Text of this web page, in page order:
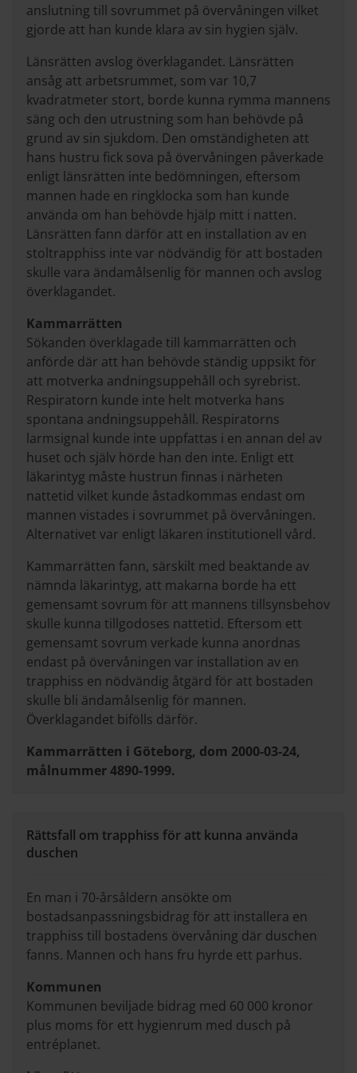
anslutning till sovrummet på övervåningen vilket
gjorde att han kunde klara av sin hygien själv.
Länsrätten avslog överklagandet. Länsrätten
ansåg att arbetsrummet, som var 10,7
kvadratmeter stort, borde kunna rymma mannens
säng och den utrustning som han behövde på
grund av sin sjukdom. Den omständigheten att
hans hustru fick sova på övervåningen påverkade
enligt länsrätten inte bedömningen, eftersom
mannen hade en ringklocka som han kunde
använda om han behövde hjälp mitt i natten.
Länsrätten fann därför att en installation av en
stoltrapphiss inte var nödvändig för att bostaden
skulle vara ändamålsenlig för mannen och avslog
överklagandet.
Kammarrätten
Sökanden överklagade till kammarrätten och
anförde där att han behövde ständig uppsikt för
att motverka andningsuppehåll och syrebrist.
Respiratorn kunde inte helt motverka hans
spontana andningsuppehåll. Respiratorns
larmsignal kunde inte uppfattas i en annan del av
huset och själv hörde han den inte. Enligt ett
läkarintyg måste hustrun finnas i närheten
nattetid vilket kunde åstadkommas endast om
mannen vistades i sovrummet på övervåningen.
Alternativet var enligt läkaren institutionell vård.
Kammarrätten fann, särskilt med beaktande av
nämnda läkarintyg, att makarna borde ha ett
gemensamt sovrum för att mannens tillsynsbehov
skulle kunna tillgodoses nattetid. Eftersom ett
gemensamt sovrum verkade kunna anordnas
endast på övervåningen var installation av en
trapphiss en nödvändig åtgärd för att bostaden
skulle bli ändamålsenlig för mannen.
Överklagandet bifölls därför.
Kammarrätten i Göteborg, dom 2000-03-24,
målnummer 4890-1999.
Rättsfall om trapphiss för att kunna använda
duschen
En man i 70-årsåldern ansökte om
bostadsanpassningsbidrag för att installera en
trapphiss till bostadens övervåning där duschen
fanns. Mannen och hans fru hyrde ett parhus.
Kommunen
Kommunen beviljade bidrag med 60 000 kronor
plus moms för ett hygienrum med dusch på
entréplanet.